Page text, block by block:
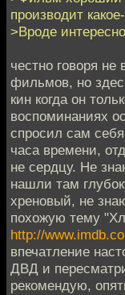
производит
>Вроде
честно говоря
фильмов, но
кин когда он
воспоминаниях
спросил сам
часа времени,
не сердцу. Не
нашли там
хреновый, не
похожую тему
http://
впечатление
ДВД и
рекомендую,